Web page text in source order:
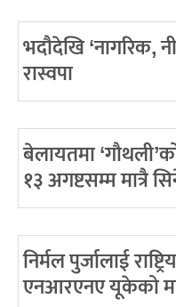
भदौदेखि ‘नागरिक,
रास्वपा
बेलायतमा
१३ अगष्टसम्म मात्रै
निर्मल पुर्जालाई
एनआरएनए यूकेको